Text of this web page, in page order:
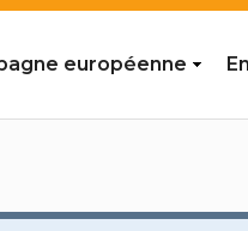
européenne